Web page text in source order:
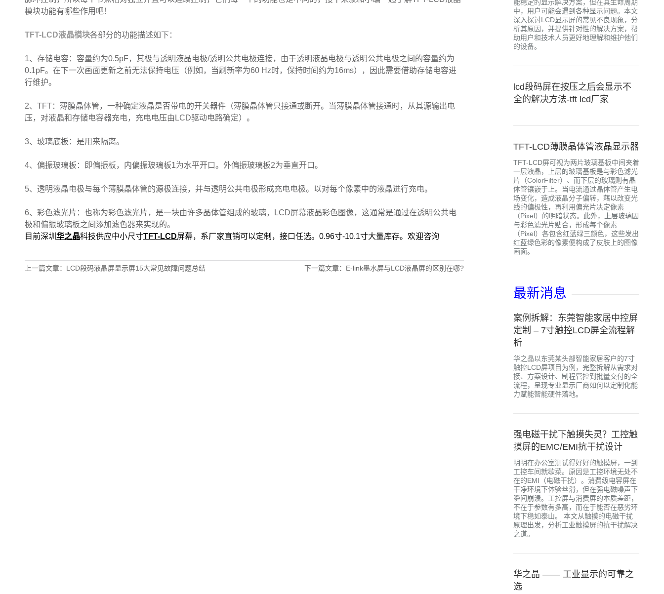
模块功能有哪些作用吧！
TFT-LCD液晶模块各部分的功能描述如下：
1、存储电容：容量约为0.5pF，其极与透明液晶电极/透明公共电极连接，由于透明液晶电极与透明公共电极之间的容量约为
0.1pF。在下一次画面更新之前无法保持电压（例如，当刷新率为60 Hz时，保持时间约为16ms），因此需要借助存储电容进
行维护。
2、TFT：薄膜晶体管，一种确定液晶是否带电的开关器件（薄膜晶体管只接通或断开。当薄膜晶体管接通时，从其源输出电
压，对液晶和存储电容器充电，充电电压由LCD驱动电路确定）。
3、玻璃底板：是用来隔离。
4、偏振玻璃板：即偏振板，内偏振玻璃板1为水平开口。外偏振玻璃板2为垂直开口。
5、透明液晶电极与每个薄膜晶体管的源极连接，并与透明公共电极形成充电电极。以对每个像素中的液晶进行充电。
6、彩色滤光片：也称为彩色滤光片，是一块由许多晶体管组成的玻璃，LCD屏幕液晶彩色图像，这通常是通过在透明公共电
极和偏振玻璃板之间添加滤色器来实现的。
目前深圳 华之晶科技供应中小尺寸TFT-LCD屏幕，系厂家直销可以定制，接口任选。0.96寸-10.1寸大量库存。欢迎咨询
上一篇文章：LCD段码液晶屏显示屏15大常见故障问题总结 下一篇文章：E-link墨水屏与LCD液晶屏的区别在哪?
能稳定的显示解决方案，但在其生命周期
中，用户可能会遇到各种显示问题。本文
深入探讨LCD显示屏的常见不良现象，分
析其原因，并提供针对性的解决方案，帮
助用户和技术人员更好地理解和维护他们
的设备。
lcd段码屏在按压之后会显示不
全的解决方法-tft lcd厂家
TFT-LCD薄膜晶体管液晶显示器
TFT-LCD屏可视为两片玻璃基板中间夹着
一层液晶，上层的玻璃基板是与彩色滤光
片（ColorFilter）、而下层的玻璃则有晶
体管镶嵌于上。当电流通过晶体管产生电
场变化，造成液晶分子偏转，藉以改变光
线的偏极性，再利用偏光片决定像素
（Pixel）的明暗状态。此外，上层玻璃因
与彩色滤光片贴合，形成每个像素
（Pixel）各包含红蓝绿三颜色，这些发出
红蓝绿色彩的像素便构成了皮肤上的图像
画面。
最新消息
案例拆解：东莞智能家居中控屏
定制 – 7寸触控LCD屏全流程解
析
华之晶以东莞某头部智能家居客户的7寸
触控LCD屏项目为例，完整拆解从需求对
接、方案设计、制程管控到批量交付的全
流程，呈现专业显示厂商如何以定制化能
力赋能智能硬件落地。
强电磁干扰下触摸失灵？工控触
摸屏的EMC/EMI抗干扰设计
明明在办公室测试得好好的触摸屏，一到
工控车间就歇菜。原因是工控环境无处不
在的EMI（电磁干扰）。消费级电容屏在
干净环境下体验丝滑，但在强电磁噪声下
瞬间崩溃。工控屏与消费屏的本质差距，
不在于参数有多高，而在于能否在恶劣环
境下稳如泰山。 本文从触摸的电磁干扰
原理出发，分析工业触摸屏的抗干扰解决
之道。
华之晶 —— 工业显示的可靠之
选